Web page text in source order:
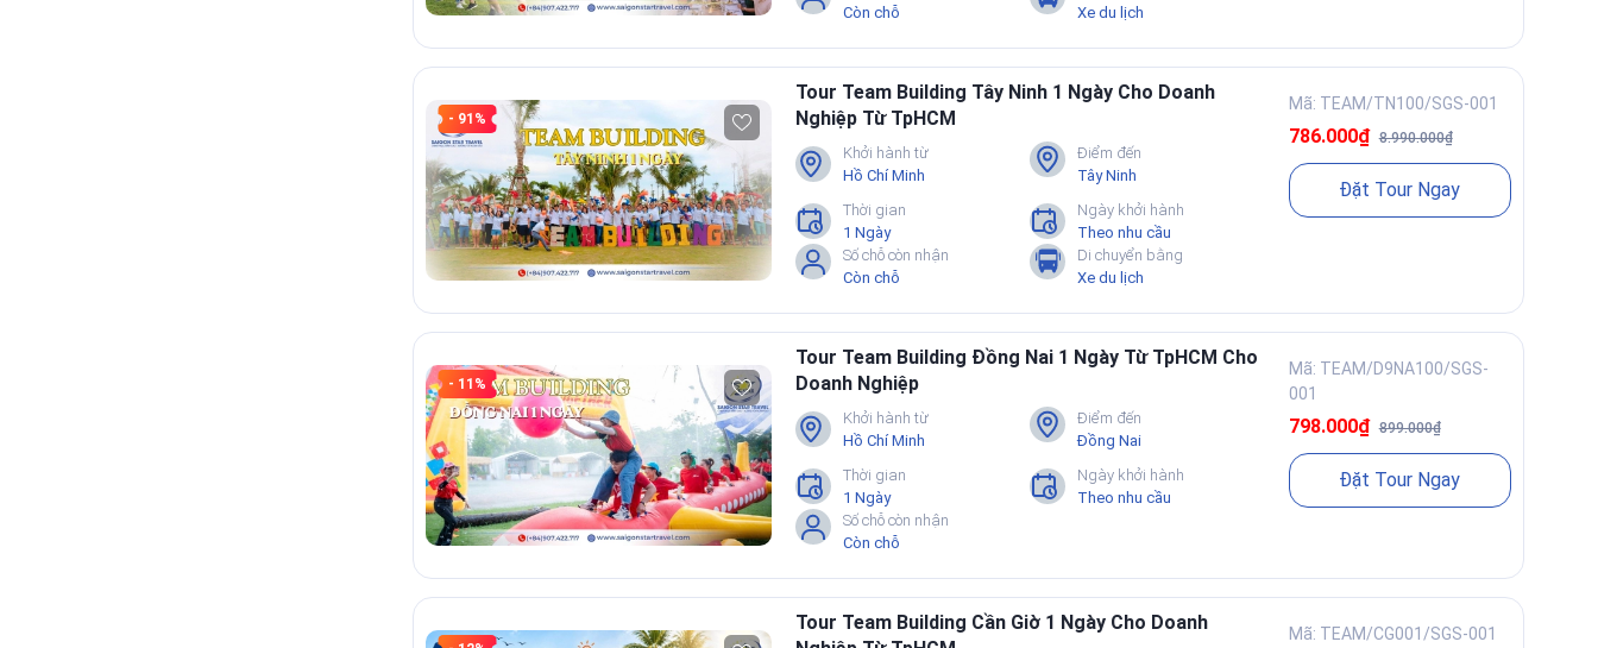
Còn chỗ
Xe du lịch
- 91%
Tour Team Building Tây Ninh 1 Ngày Cho Doanh
Nghiệp Từ TpHCM
Khởi hành từ
Hồ Chí Minh
Điểm đến
Tây Ninh
Thời gian
1 Ngày
Ngày khởi hành
Theo nhu cầu
Số chỗ còn nhận
Còn chỗ
Di chuyển bằng
Xe du lịch
Mã: TEAM/TN100/SGS-001
786.000₫8.990.000₫
Đặt Tour Ngay
- 11%
Tour Team Building Đồng Nai 1 Ngày Từ TpHCM Cho
Doanh Nghiệp
Khởi hành từ
Hồ Chí Minh
Điểm đến
Đồng Nai
Thời gian
1 Ngày
Ngày khởi hành
Theo nhu cầu
Số chỗ còn nhận
Còn chỗ
Mã: TEAM/D9NA100/SGS-
001
798.000₫899.000₫
Đặt Tour Ngay
Tour Team Building Cần Giờ 1 Ngày Cho Doanh
Mã: TEAM/CG001/SGS-001